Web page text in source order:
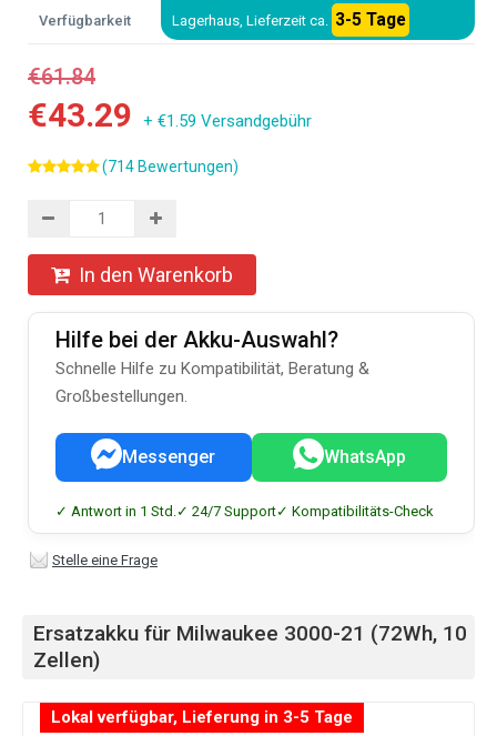
Verfügbarkeit Lagerhaus, Lieferzeit ca. 3-5 Tage
€61.84
€43.29 + €1.59 Versandgebühr
(714 Bewertungen)
In den Warenkorb
Hilfe bei der Akku-Auswahl?
Schnelle Hilfe zu Kompatibilität, Beratung &
Großbestellungen.
Messenger WhatsApp
✓ Antwort in 1 Std.✓ 24/7 Support✓ Kompatibilitäts-Check
Stelle eine Frage
Ersatzakku für Milwaukee 3000-21 (72Wh, 10
Zellen)
Lokal verfügbar, Lieferung in 3-5 Tage